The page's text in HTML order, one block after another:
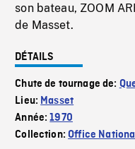
son bateau, ZOOM
de Masset.
DÉTAILS
Chute de tournage de:
Lieu: Masset
Année:1970
Collection:Office